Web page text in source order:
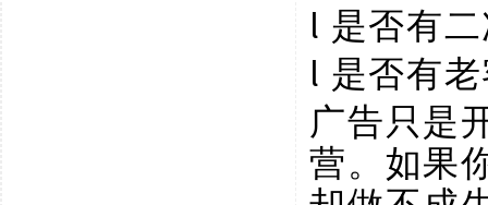
l 是否有
l 是否有
广告只是
营。如果